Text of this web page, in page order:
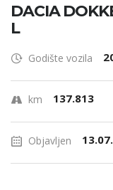
DACIA
L
Godište vozila
km 137.813
Objavljen